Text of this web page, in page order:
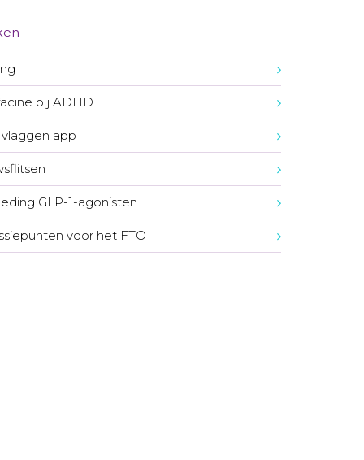
bij ADHD
app
GLP-1-agonisten
voor het FTO